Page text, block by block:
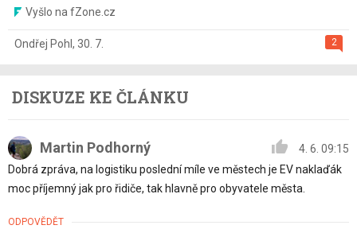
Vyšlo na fZone.cz
2
Ondřej Pohl , 30. 7.
DISKUZE KE ČLÁNKU
Martin Podhorný
4. 6. 09:15
Dobrá zpráva, na logistiku poslední míle ve městech je EV naklaďák
moc příjemný jak pro řidiče, tak hlavně pro obyvatele města.
ODPOVĚDĚT